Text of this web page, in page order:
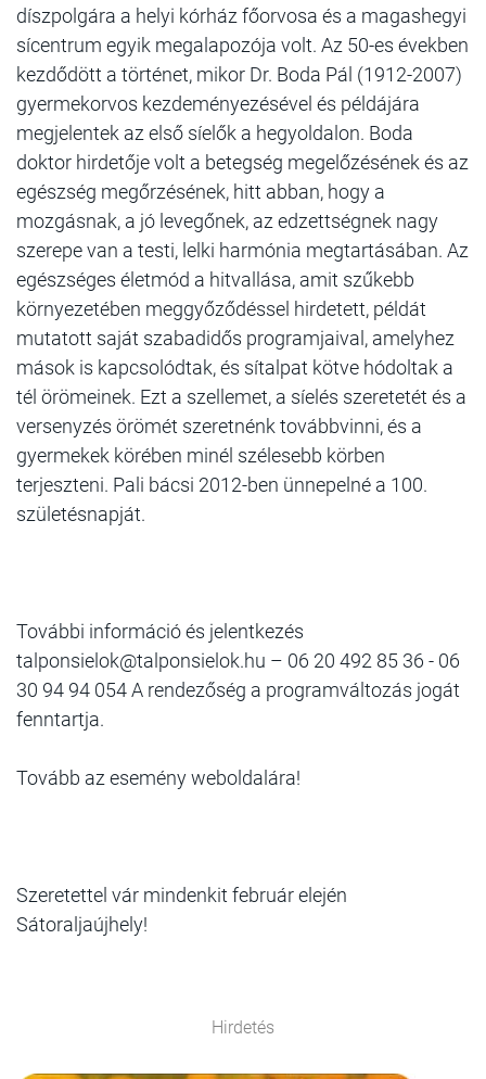
díszpolgára a helyi kórház főorvosa és a magashegyi
sícentrum egyik megalapozója volt. Az 50-es években
kezdődött a történet, mikor Dr. Boda Pál (1912-2007)
gyermekorvos kezdeményezésével és példájára
megjelentek az első síelők a hegyoldalon. Boda
doktor hirdetője volt a betegség megelőzésének és az
egészség megőrzésének, hitt abban, hogy a
mozgásnak, a jó levegőnek, az edzettségnek nagy
szerepe van a testi, lelki harmónia megtartásában. Az
egészséges életmód a hitvallása, amit szűkebb
környezetében meggyőződéssel hirdetett, példát
mutatott saját szabadidős programjaival, amelyhez
mások is kapcsolódtak, és sítalpat kötve hódoltak a
tél örömeinek. Ezt a szellemet, a síelés szeretetét és a
versenyzés örömét szeretnénk továbbvinni, és a
gyermekek körében minél szélesebb körben
terjeszteni. Pali bácsi 2012-ben ünnepelné a 100.
születésnapját.
További információ és jelentkezés
talponsielok@talponsielok.hu – 06 20 492 85 36 - 06
30 94 94 054 A rendezőség a programváltozás jogát
fenntartja.
Tovább az esemény weboldalára!
Szeretettel vár mindenkit február elején
Sátoraljaújhely!
Hirdetés